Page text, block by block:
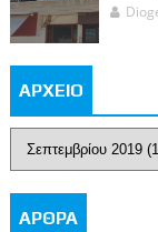
ΑΡΧΕΙΟ
ΑΡΘΡΑ